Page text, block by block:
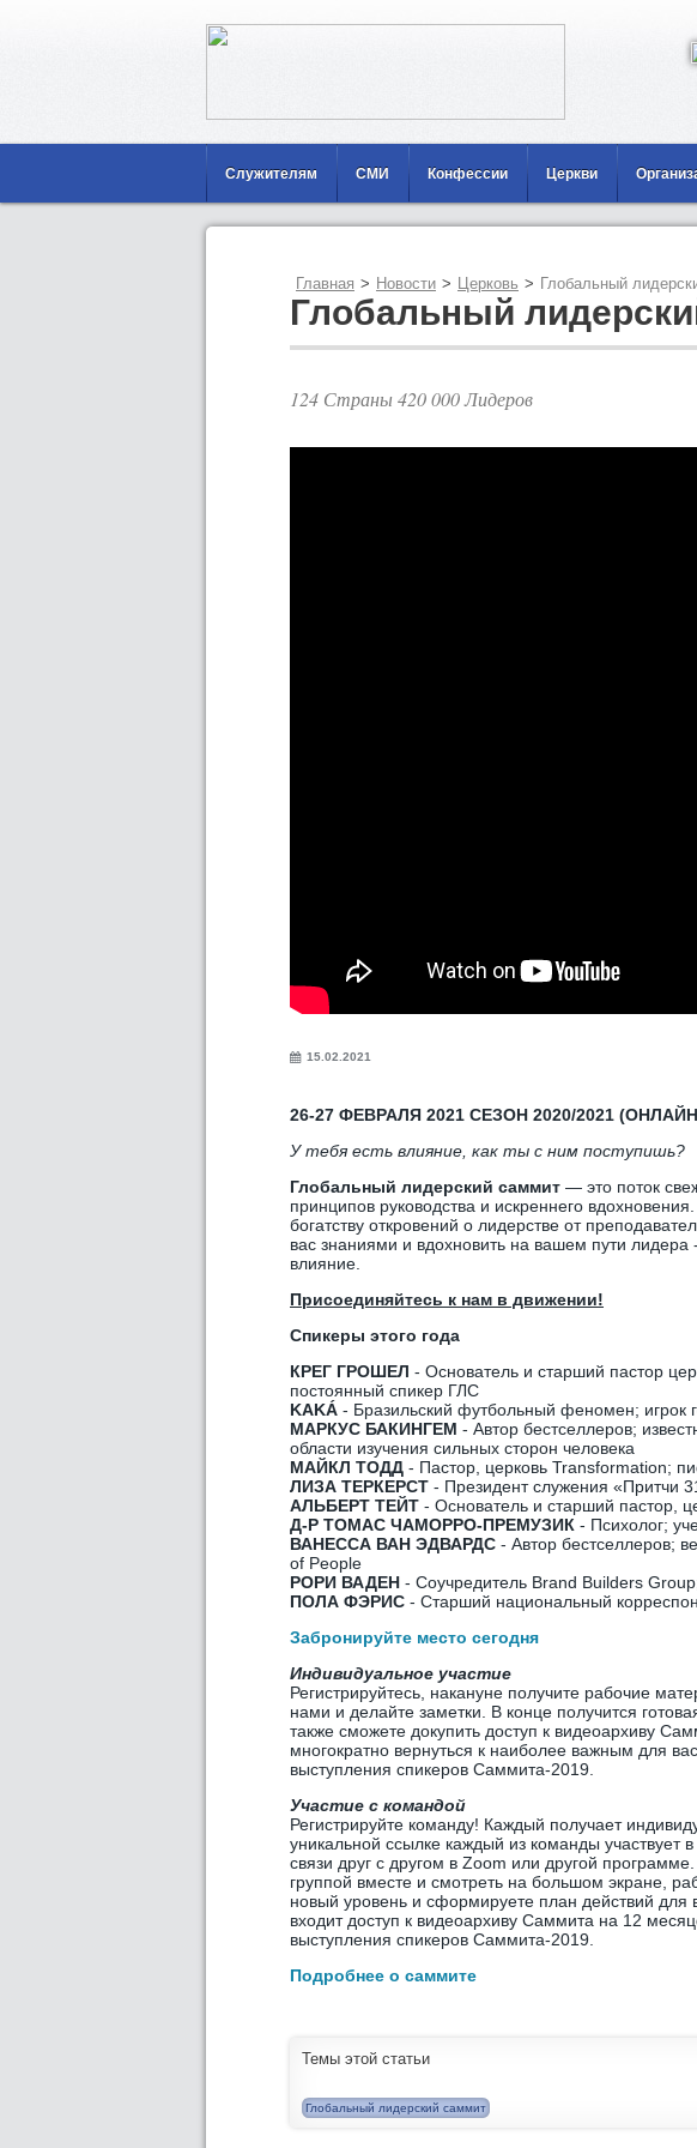
Служителям СМИ Конфессии Церкви
Главная > Новости > Церковь > Глобальный
Глобальный
124 Страны 420 000 Лидеров
15.02.2021
26-27 ФЕВРАЛЯ 2021 СЕЗОН 2020/2021
У тебя есть влияние, как ты с ним поступишь?
Глобальный лидерский саммит — это поток
принципов руководства и искреннего
богатству откровений о лидерстве от
вас знаниями и вдохновить на вашем пути лидера
влияние.
Присоединяйтесь к нам в движении!
Спикеры этого года
КРЕГ ГРОШЕЛ - Основатель и старший пастор
постоянный спикер ГЛС
KAKÁ - Бразильский футбольный феномен;
МАРКУС БАКИНГЕМ - Автор бестселлеров;
области изучения сильных сторон человека
МАЙКЛ ТОДД - Пастор, церковь Transformation;
ЛИЗА ТЕРКЕРСТ - Президент служения «Притчи
АЛЬБЕРТ ТЕЙТ - Основатель и старший пастор,
Д-Р ТОМАС ЧАМОРРО-ПРЕМУЗИК - Психолог;
ВАНЕССА ВАН ЭДВАРДС - Автор бестселлеров;
of People
РОРИ ВАДЕН - Соучредитель Brand Builders
ПОЛА ФЭРИС - Старший национальный
Забронируйте место сегодня
Индивидуальное участие
Регистрируйтесь, накануне получите рабочие
нами и делайте заметки. В конце получится
также сможете докупить доступ к видеоархиву
многократно вернуться к наиболее важным для
выступления спикеров Саммита-2019.
Участие с командой
Регистрируйте команду! Каждый получает
уникальной ссылке каждый из команды
связи друг с другом в Zoom или другой
группой вместе и смотреть на большом экране,
новый уровень и сформируете план действий для
входит доступ к видеоархиву Саммита на 12
выступления спикеров Саммита-2019.
Подробнее о саммите
Темы этой статьи
Глобальный лидерский саммит